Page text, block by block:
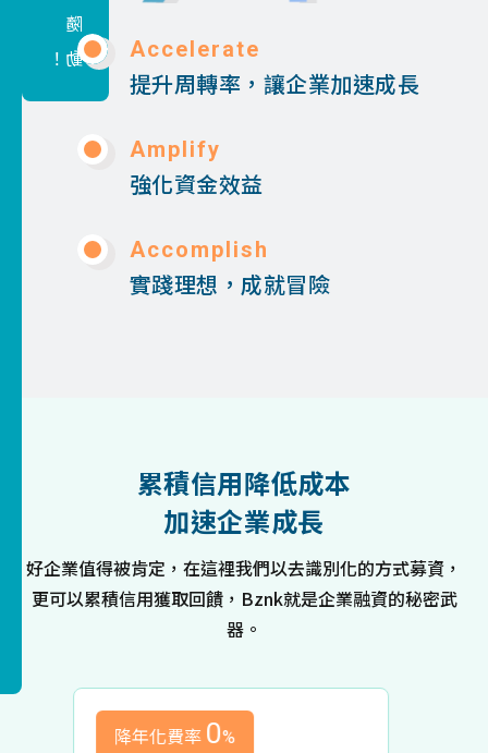
合
理、
日企
Accelerate
提升周轉率，讓企業加速成長
Amplify
強化資金效益
Accomplish
實踐理想，成就冒險
累積信用降低成本
加速企業成長
好企業值得被肯定，在這裡我們以去識別化的方式募資，
更可以累積信用獲取回饋，Bznk就是企業融資的秘密武
器。
降年化費率0